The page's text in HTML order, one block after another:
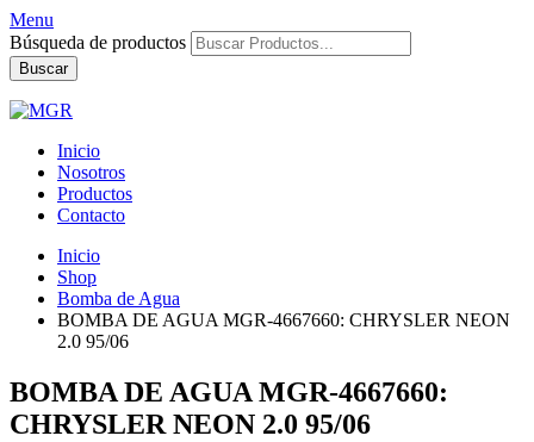
Menu
Búsqueda de productos
Buscar
Inicio
Nosotros
Productos
Contacto
Inicio
Shop
Bomba de Agua
BOMBA DE AGUA MGR-4667660: CHRYSLER NEON
2.0 95/06
BOMBA DE AGUA MGR-4667660:
CHRYSLER NEON 2.0 95/06